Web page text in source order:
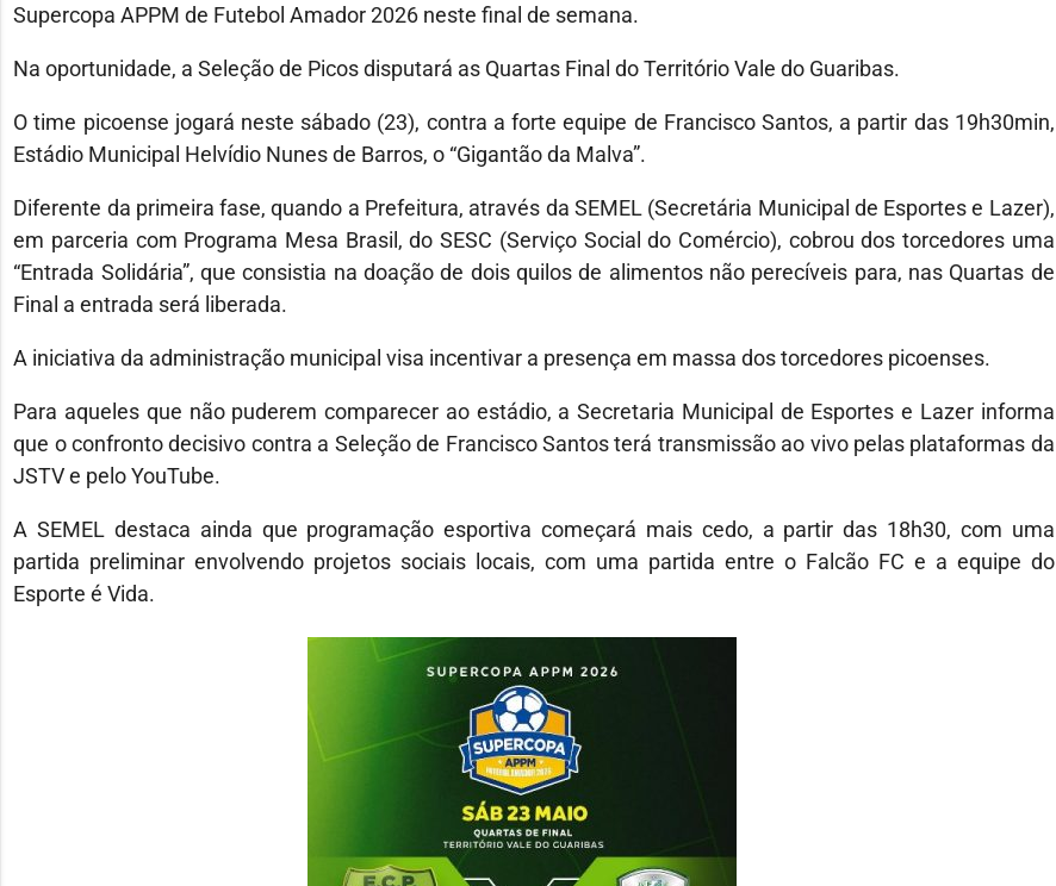
Supercopa APPM de Futebol Amador 2026 neste final de semana.
Na oportunidade, a Seleção de Picos disputará as Quartas Final do Território Vale do Guaribas.
O time picoense jogará neste sábado (23), contra a forte equipe de Francisco Santos, a partir das 19h30min,
Estádio Municipal Helvídio Nunes de Barros, o “Gigantão da Malva”.
Diferente da primeira fase, quando a Prefeitura, através da SEMEL (Secretária Municipal de Esportes e Lazer),
em parceria com Programa Mesa Brasil, do SESC (Serviço Social do Comércio), cobrou dos torcedores uma
“Entrada Solidária”, que consistia na doação de dois quilos de alimentos não perecíveis para, nas Quartas de
Final a entrada será liberada.
A iniciativa da administração municipal visa incentivar a presença em massa dos torcedores picoenses.
Para aqueles que não puderem comparecer ao estádio, a Secretaria Municipal de Esportes e Lazer informa
que o confronto decisivo contra a Seleção de Francisco Santos terá transmissão ao vivo pelas plataformas da
JSTV e pelo YouTube.
A SEMEL destaca ainda que programação esportiva começará mais cedo, a partir das 18h30, com uma
partida preliminar envolvendo projetos sociais locais, com uma partida entre o Falcão FC e a equipe do
Esporte é Vida.